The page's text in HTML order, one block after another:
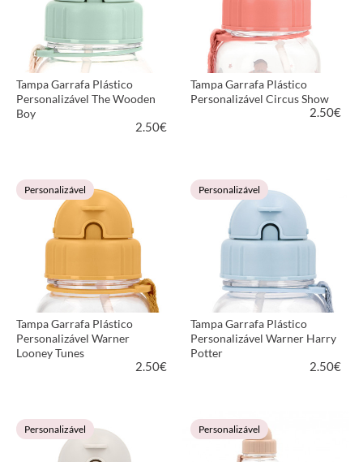
Tampa Garrafa Plástico
Personalizável The Wooden
Boy
2.50€
VER PRODUTO
Tampa Garrafa Plástico
Personalizável Circus Show
2.50€
VER PRODUTO
Personalizável
Tampa Garrafa Plástico
Personalizável Warner
Looney Tunes
2.50€
VER PRODUTO
Personalizável
Tampa Garrafa Plástico
Personalizável Warner Harry
Potter
2.50€
VER PRODUTO
Personalizável Personalizável